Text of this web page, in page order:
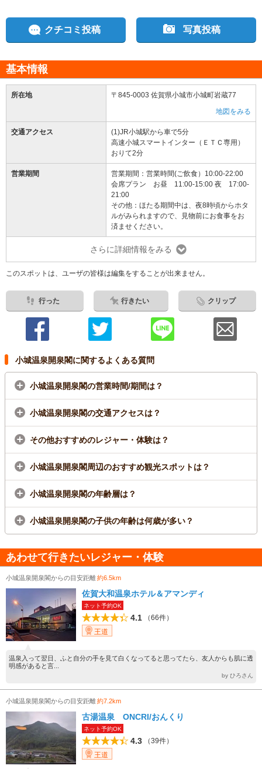
クチコミ投稿 写真投稿
基本情報
所在地
〒845-0003 佐賀県小城市小城町岩蔵77
地図をみる
交通アクセス
(1)JR小城駅から車で5分
高速小城スマートインター（ＥＴＣ専用）
おりて2分
営業期間
営業期間：営業時間(ご飲食）10:00-22:00
会席プラン お昼 11:00-15:00 夜 17:00-
21:00
その他：ほたる期間中は、夜8時頃からホタ
ルがみられますので、見物前にお食事をお
済ませください。
さらに詳細情報をみる
このスポットは、ユーザの皆様は編集をすることが出来ません。
行った 行きたい クリップ
小城温泉開泉閣に関するよくある質問
小城温泉開泉閣の営業時間/期間は？
小城温泉開泉閣の交通アクセスは？
その他おすすめのレジャー・体験は？
小城温泉開泉閣周辺のおすすめ観光スポットは？
小城温泉開泉閣の年齢層は？
小城温泉開泉閣の子供の年齢は何歳が多い？
あわせて行きたいレジャー・体験
小城温泉開泉閣からの目安距離約6.5km
佐賀大和温泉ホテル＆アマンディ
ネット予約OK
4.1
（66件）
王道
温泉入って翌日、ふと自分の手を見て白くなってると思ってたら、友人からも肌に透
明感があると言...
by ひろさん
小城温泉開泉閣からの目安距離約7.2km
古湯温泉 ONCRI/おんくり
ネット予約OK
4.3
（39件）
王道